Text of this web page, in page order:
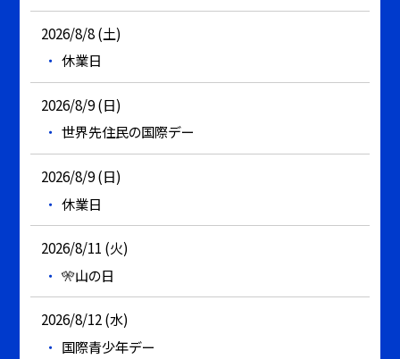
2026/8/8 (土)
休業日
2026/8/9 (日)
世界先住民の国際デー
2026/8/9 (日)
休業日
2026/8/11 (火)
🎌山の日
2026/8/12 (水)
国際青少年デー